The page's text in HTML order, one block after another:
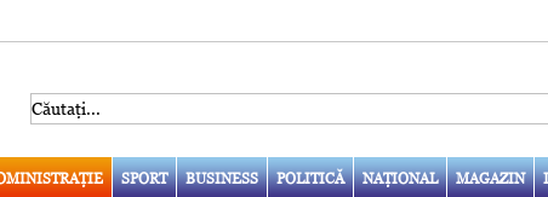
SPORT BUSINESS POLITICĂ NAŢIONAL MAGAZIN